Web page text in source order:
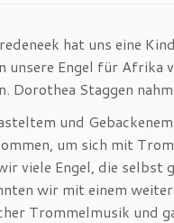
hat uns eine
unsere Engel für
Dorothea Staggen
und
um sich mit
viele Engel, die
wir mit einem
Trommelmusik und